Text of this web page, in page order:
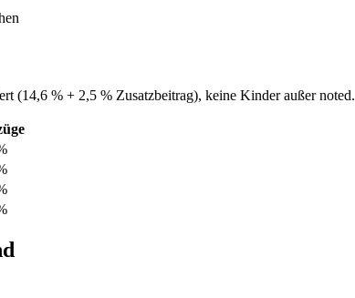
(14,6 % + 2,5 % Zusatzbeitrag), keine Kinder außer noted.